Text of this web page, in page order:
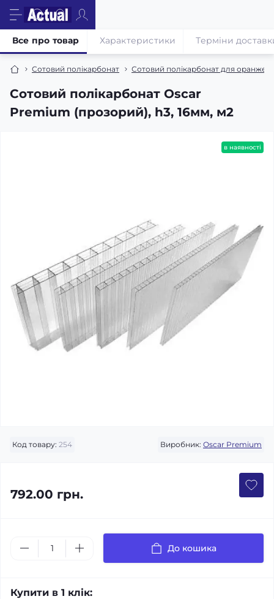
Сотовий полікарбонат Сотовий полікарбонат для
Сотовий полікарбонат Oscar
Premium (прозорий), h3, 16мм, м2
Все про товар Характеристики Терміни
в наявності
Код товару: 254 Виробник: Oscar Premium
792.00 грн.
До кошика
Купити в 1 клік: